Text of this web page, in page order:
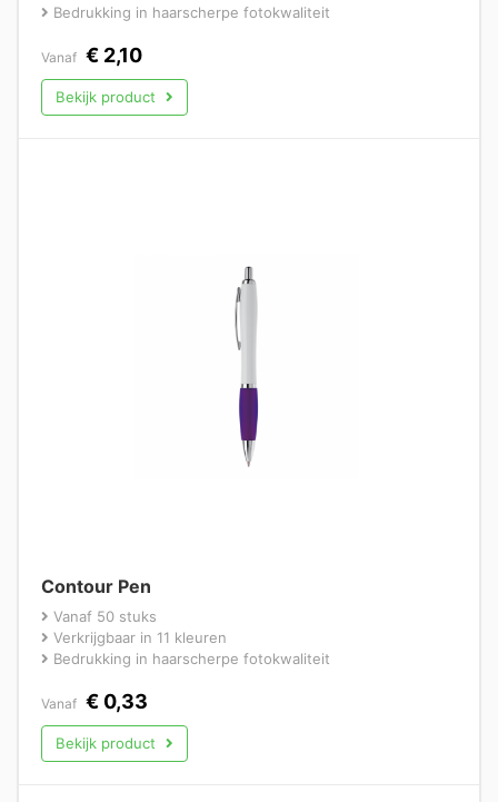
Bedrukking in haarscherpe fotokwaliteit
Vanaf € 2,10
Bekijk product
Contour Pen
Vanaf 50 stuks
Verkrijgbaar in 11 kleuren
Bedrukking in haarscherpe fotokwaliteit
Vanaf € 0,33
Bekijk product